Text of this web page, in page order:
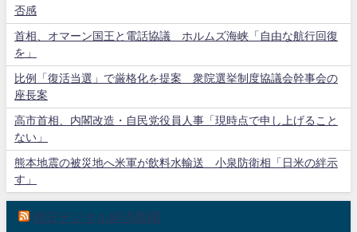
否感
首相、オマーン国王と電話協議 ホルムズ海峡「自由な航行回復
を」
比例「復活当選」で厳格化を提案 衆院選挙制度協議会幹事会の
座長案
高市首相、内閣改造・自民党役員人事「現時点で申し上げること
ない」
熊本地震の被災地へ米軍が飲料水輸送 小泉防衛相「日米の絆示
す」
朝日デジタル経済新聞